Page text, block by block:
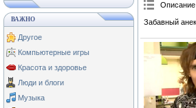
ВАЖНО
Другое
Компьютерные игры
Красота и здоровье
Люди и блоги
Музыка
Забавный